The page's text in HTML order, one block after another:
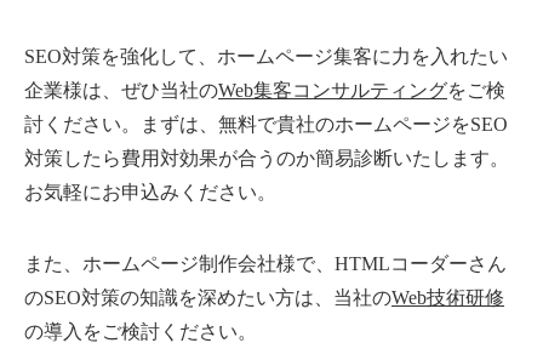
SEO対策を強化して、ホームページ集客に力を入れたい
企業様は、ぜひ当社のWeb集客コンサルティングをご検
討ください。まずは、無料で貴社のホームページをSEO
対策したら費用対効果が合うのか簡易診断いたします。
お気軽にお申込みください。
また、ホームページ制作会社様で、HTMLコーダーさん
のSEO対策の知識を深めたい方は、当社のWeb技術研修
の導入をご検討ください。